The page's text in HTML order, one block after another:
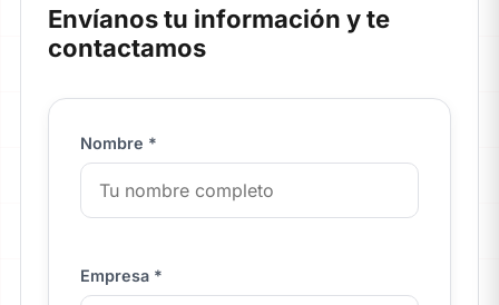
Envíanos tu información y te
contactamos
Nombre *
Empresa *